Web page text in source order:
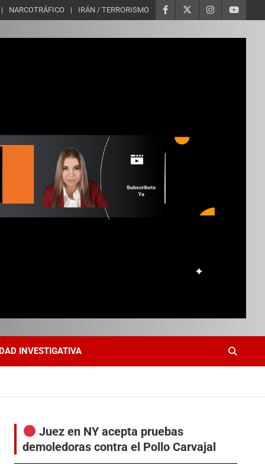
NARCOTRÁFICO IRÁN / TERRORISMO
INVESTIGATIVA
Juez en NY acepta pruebas
demoledoras contra el Pollo Carvajal